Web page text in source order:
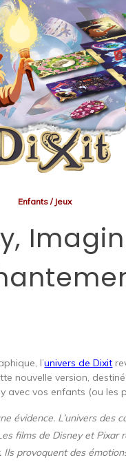
Enfants/ Jeux
l’univers de Dixit
nouvelle version,
avec vos enfants (ou les
évidence. L’univers des
films de Disney et Pixar
provoquent des